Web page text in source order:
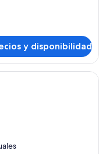
y disponibilidad
de hotel con una